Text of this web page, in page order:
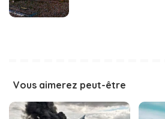
Vous aimerez peut-être